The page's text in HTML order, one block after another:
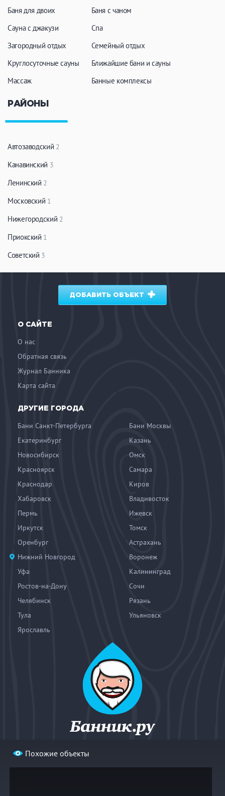
Похожие объекты
Баня для двоих
Сауна с джакузи
Загородный отдых
Круглосуточные сауны
Массаж
Баня с чаном
Спа
Семейный отдых
Ближайшие бани и сауны
Банные комплексы
РАЙОНЫ
Автозаводский 2
Канавинский 3
Ленинский 2
Московский 1
Нижегородский 2
Приокский 1
Советский 3
ДОБАВИТЬ ОБЪЕКТ
О САЙТЕ
О нас
Обратная связь
Журнал Банника
Карта сайта
ДРУГИЕ ГОРОДА
Бани Санкт-Петербурга
Бани Москвы
Екатеринбург
Казань
Новосибирск
Омск
Красноярск
Самара
Краснодар
Киров
Хабаровск
Владивосток
Пермь
Ижевск
Иркутск
Томск
Оренбург
Астрахань
Нижний Новгород
Воронеж
Уфа
Калининград
Ростов-на-Дону
Сочи
Челябинск
Рязань
Тула
Ульяновск
Ярославль